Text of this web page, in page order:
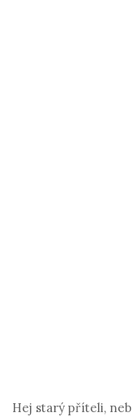
Hej starý příteli,